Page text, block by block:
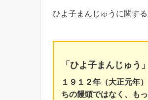
ひよ子まんじゅうに関す
「ひよ子まんじゅう
１９１２年（大正元年）
ちの饅頭ではなく、も